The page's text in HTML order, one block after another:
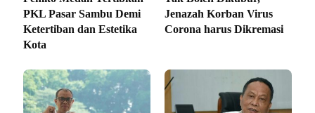
PKL Pasar Sambu Demi
Ketertiban dan Estetika
Kota
Jenazah Korban Virus
Corona harus Dikremasi